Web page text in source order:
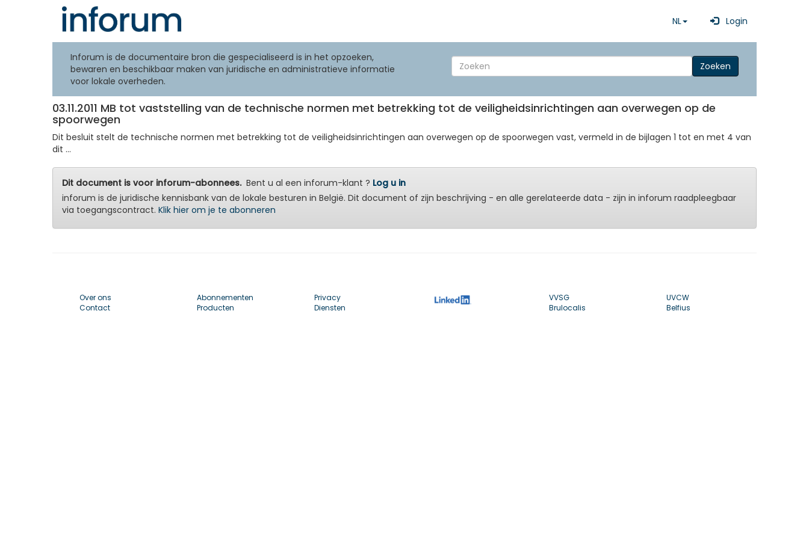
NL Login
Inforum is de documentaire bron die gespecialiseerd is in het opzoeken,
bewaren en beschikbaar maken van juridische en administratieve informatie
voor lokale overheden.
Zoeken
03.11.2011 MB tot vaststelling van de technische normen met betrekking tot de veiligheidsinrichtingen aan overwegen op de
spoorwegen
Dit besluit stelt de technische normen met betrekking tot de veiligheidsinrichtingen aan overwegen op de spoorwegen vast, vermeld in de bijlagen 1 tot en met 4 van
dit ...
Dit document is voor inforum-abonnees.Bent u al een inforum-klant ? Log u in
inforum is de juridische kennisbank van de lokale besturen in België. Dit document of zijn beschrijving - en alle gerelateerde data - zijn in inforum raadpleegbaar
via toegangscontract. Klik hier om je te abonneren
Over ons
Contact
Abonnementen
Producten
Privacy
Diensten
VVSG
Brulocalis
UVCW
Belfius